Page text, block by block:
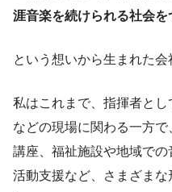
涯音楽を続けられる社会を
という想いから生まれた会
私はこれまで、指揮者と
などの現場に関わる一方
講座、福祉施設や地域で
活動支援など、さまざま